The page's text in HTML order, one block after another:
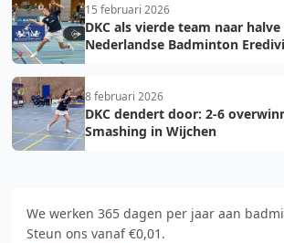
15 februari 2026
DKC als vierde team naar
Nederlandse Badminton
8 februari 2026
DKC dendert door: 2-6
Smashing in Wijchen
We werken 365 dagen per jaar aan
Steun ons vanaf €0,01.